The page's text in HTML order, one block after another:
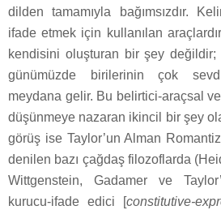
dilden tamamıyla bağımsızdır.
ifade etmek için kullanılan
kendisini oluşturan bir şey
günümüzde birilerinin çok
meydana gelir. Bu belirtici-araçsal
düşünmeye nazaran ikincil bir şey
görüş ise Taylor’un Alman
denilen bazı çağdaş filozoflarda
Wittgenstein, Gadamer ve
kurucu-ifade edici [constitutive-